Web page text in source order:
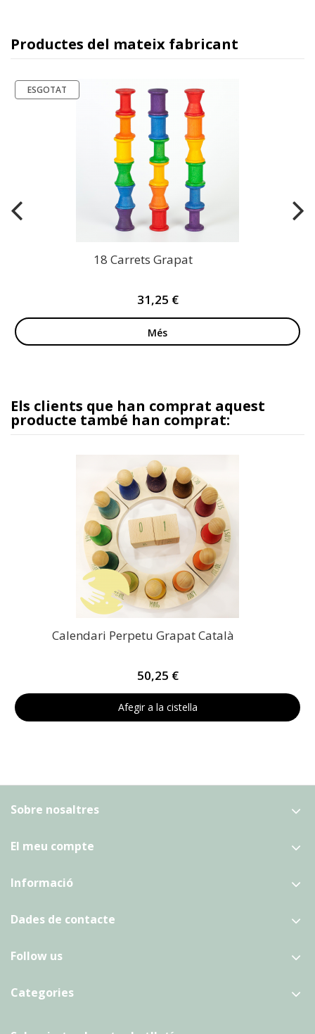
Productes del mateix fabricant
ESGOTAT
18 Carrets Grapat
31,25 €
Més
Els clients que han comprat aquest
producte també han comprat:
Calendari Perpetu Grapat Català
50,25 €
Afegir a la cistella
Sobre nosaltres
El meu compte
Informació
Dades de contacte
Follow us
Categories